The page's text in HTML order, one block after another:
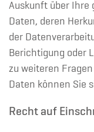
Auskunft über Ihre
Daten, deren
der
Berichtigung oder
zu weiteren
Daten können Sie
Recht auf